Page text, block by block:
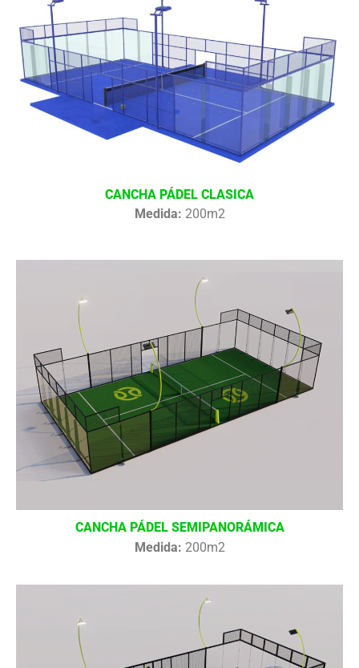
CANCHA PÁDEL CLASICA
Medida: 200m2
CANCHA PÁDEL SEMIPANORÁMICA
Medida: 200m2